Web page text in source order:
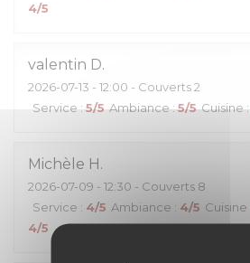
4/5
valentin D
2026-07-13 - 12:00 - Couverts 2
Service : 5/5 Ambiance:5/5 Cuisine:
Michèle H
2026-07-09 - 12:30 - Couverts 8
Service : 4/5 Ambiance : 4/5 Cuisine
4/5